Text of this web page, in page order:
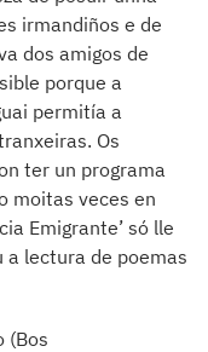
irmandiños e de
dos amigos de
porque a
permitía a
Os
ter un programa
moitas veces en
Emigrante’ só lle
a lectura de poemas
(Bos